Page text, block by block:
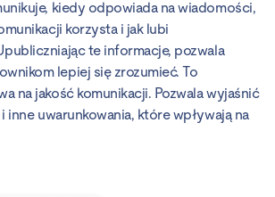
kiedy odpowiada na wiadomości,
korzysta i jak lubi
te informacje, pozwala
lepiej się zrozumieć. To
na jakość komunikacji. Pozwala wyjaśnić
inne uwarunkowania, które wpływają na